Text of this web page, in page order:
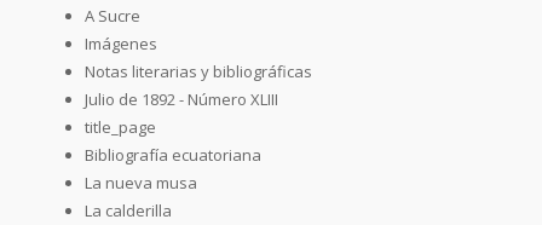
A Sucre
Imágenes
Notas literarias y bibliográficas
Julio de 1892 - Número XLIII
title_page
Bibliografía ecuatoriana
La nueva musa
La calderilla